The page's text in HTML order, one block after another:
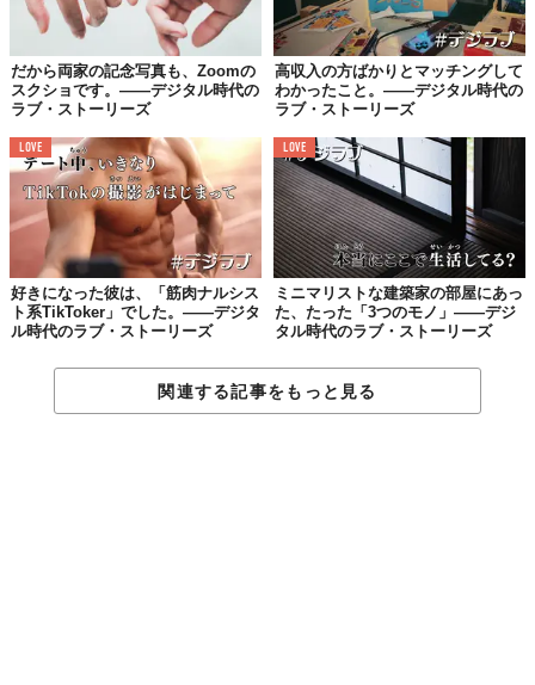
Top image: ©2022 NEW STANDARD
TABI LABO
この世界は、もっと広いはずだ。
だから両家の記念写真も、Zoomの
スクショです。——デジタル時代の
ラブ・ストーリーズ
高収入の方ばかりとマッチングして
わかったこと。——デジタル時代の
ラブ・ストーリーズ
LOVE
好きになった彼は、「筋肉ナルシス
ト系TikToker」でした。——デジタ
ル時代のラブ・ストーリーズ
LOVE
ミニマリストな建築家の部屋にあっ
た、たった「3つのモノ」——デジ
タル時代のラブ・ストーリーズ
関連する記事をもっと見る